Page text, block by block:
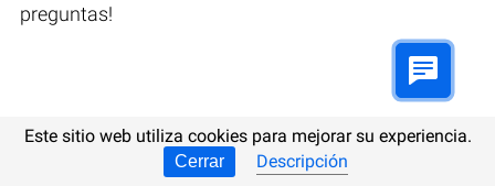
preguntas!
Comentarios (1)
Este sitio web utiliza cookies para mejorar su experiencia.
Cerrar Descripción